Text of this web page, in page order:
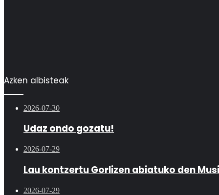
Azken albisteak
2026-07-30
Udaz ondo gozatu!
2026-07-29
Lau kontzertu Gorlizen abiatuko den
2026-07-29